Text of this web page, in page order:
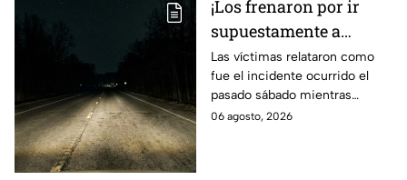
¡Los frenaron por ir
supuestamente a
exceso de velocidad!
Peregrinos de Nuevo
Laredo relatan cómo
fueron asaltados en
Las víctimas relataron como
fue el incidente ocurrido el
pasado sábado mientras
regresaban de la Ciudad de
06 agosto, 2026